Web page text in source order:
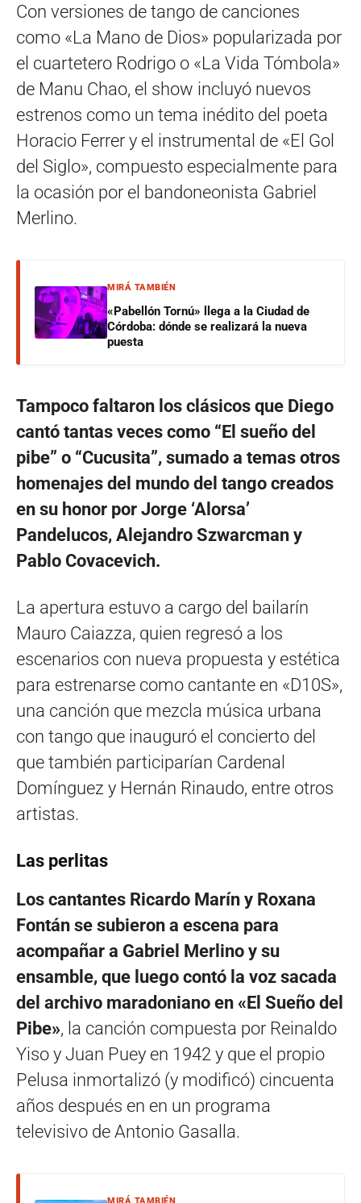
Con versiones de tango de canciones
como «La Mano de Dios» popularizada por
el cuartetero Rodrigo o «La Vida Tómbola»
de Manu Chao, el show incluyó nuevos
estrenos como un tema inédito del poeta
Horacio Ferrer y el instrumental de «El Gol
del Siglo», compuesto especialmente para
la ocasión por el bandoneonista Gabriel
Merlino.
MIRÁ TAMBIÉN
«Pabellón Tornú» llega a la Ciudad de
Córdoba: dónde se realizará la nueva
puesta
Tampoco faltaron los clásicos que Diego
cantó tantas veces como “El sueño del
pibe” o “Cucusita”, sumado a temas otros
homenajes del mundo del tango creados
en su honor por Jorge ‘Alorsa’
Pandelucos, Alejandro Szwarcman y
Pablo Covacevich.
La apertura estuvo a cargo del bailarín
Mauro Caiazza, quien regresó a los
escenarios con nueva propuesta y estética
para estrenarse como cantante en «D10S»,
una canción que mezcla música urbana
con tango que inauguró el concierto del
que también participarían Cardenal
Domínguez y Hernán Rinaudo, entre otros
artistas.
Las perlitas
Los cantantes Ricardo Marín y Roxana
Fontán se subieron a escena para
acompañar a Gabriel Merlino y su
ensamble, que luego contó la voz sacada
del archivo maradoniano en «El Sueño del
Pibe», la canción compuesta por Reinaldo
Yiso y Juan Puey en 1942 y que el propio
Pelusa inmortalizó (y modificó) cincuenta
años después en en un programa
televisivo de Antonio Gasalla.